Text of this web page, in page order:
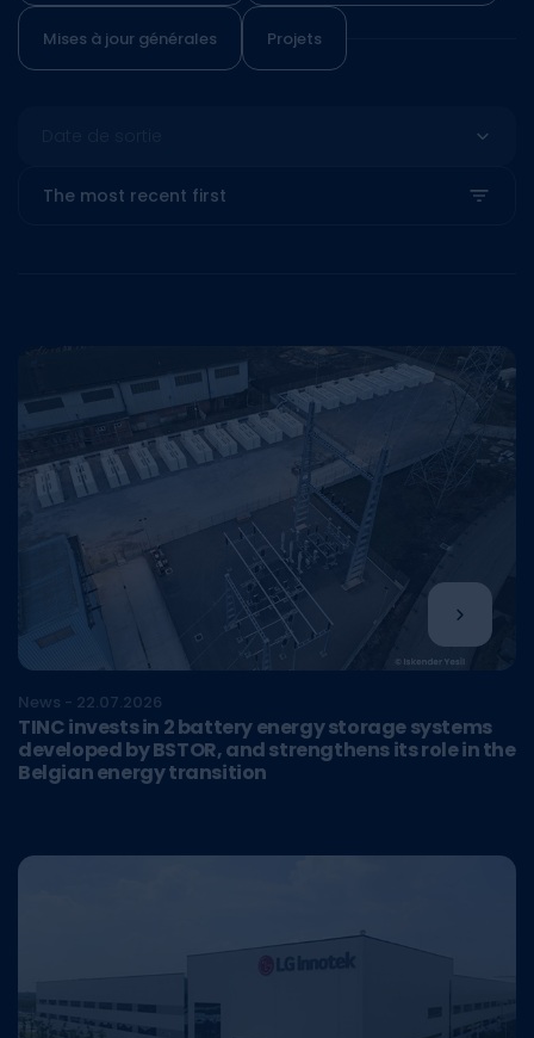
Mises à jour générales Projets
The most recent first
News - 22.07.2026
TINC invests in 2 battery energy storage systems
developed by BSTOR, and strengthens its role in the
Belgian energy transition